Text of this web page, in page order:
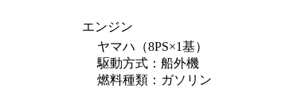
エンジン
ヤマハ（8PS×1基）
駆動方式：船外機
燃料種類：ガソリン